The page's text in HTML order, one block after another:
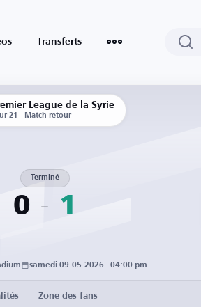
Transferts
League de la Syrie
21 - Match retour
0
Terminé
1
samedi 09-05-2026 · 04:00 pm
Zone des fans